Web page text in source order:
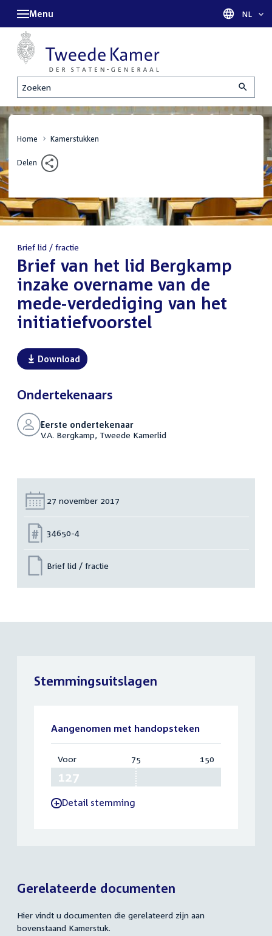
Zoeken
Menu Taal
NL
Home Kamerstukken
Delen
Brief lid / fractie
:Brief van het lid Bergkamp
inzake overname van de
mede-verdediging van het
initiatiefvoorstel
Download
Ondertekenaars
Eerste ondertekenaar
V.A. Bergkamp, Tweede Kamerlid
Datum:
27 november 2017
Nummer:
34650-4
Brief lid / fractie
Stemmingsuitslagen
Aangenomen met handopsteken
Voor:
75 150
-Detail stemming
Gerelateerde documenten
Hier vindt u documenten die gerelateerd zijn aan
bovenstaand Kamerstuk.